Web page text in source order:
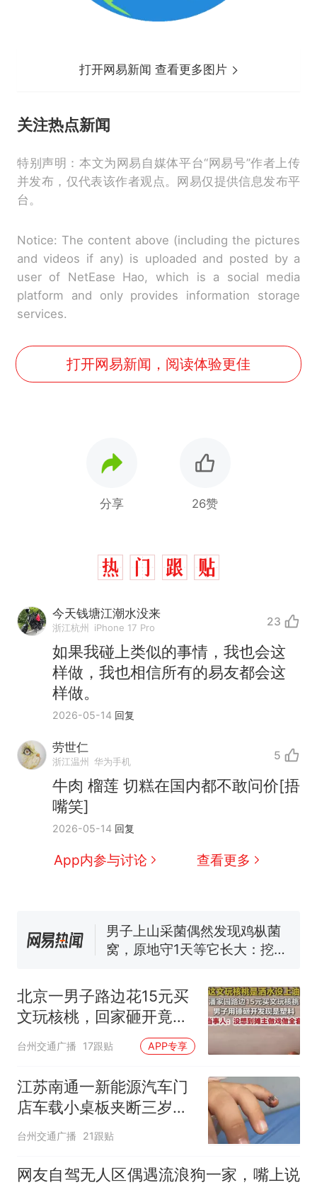
打开网易新闻 查看更多图片
关注热点新闻
特别声明：本文为网易自媒体平台“网易号”作者上传
并发布，仅代表该作者观点。网易仅提供信息发布平
台。
Notice: The content above (including the pictures
and videos if any) is uploaded and posted by a
user of NetEase Hao, which is a social media
platform and only provides information storage
services.
打开网易新闻，阅读体验更佳
分享 26赞
今天钱塘江潮水没来
浙江杭州 iPhone 17 Pro 23
如果我碰上类似的事情，我也会这
样做，我也相信所有的易友都会这
样做。
2026-05-14 回复
劳世仁
浙江温州 华为手机 5
牛肉 榴莲 切糕在国内都不敢问价[捂
嘴笑]
2026-05-14 回复
App内参与讨论 查看更多
热 那个在床头放菜刀的女孩，
么？
费大厨“全国小炒肉大王”称
140多朵
美国渔民钓获鲨鱼徒手将其拽
回大海 目击者直呼震惊 （视频
官方通报
热 那个在床头放菜刀的女孩，
因老师一句“跟我回家”改写了
人生
北京一男子路边花15元买
文玩核桃，回家砸开竟是
塑料；当事人：当时感觉
颜色不对，摊主说是没上
油，拿回去晒几天就好，
没想到她做戏做全套
台州交通广播 17跟贴 APP专享
江苏南通一新能源汽车门
店车载小桌板夹断三岁男
童小拇指，门店回应：推
将积极配合后续处理
台州交通广播 21跟贴
网友自驾无人区偶遇流浪狗一家，嘴上说